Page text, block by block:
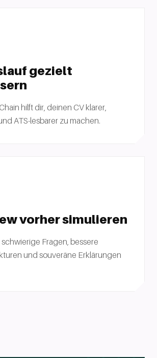
gezielt
hilft dir, deinen CV klarer,
ATS-lesbarer zu machen.
vorher simulieren
schwierige Fragen, bessere
und souveräne Erklärungen